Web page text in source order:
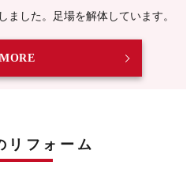
ました。足場を解体しています。
MORE
リフォーム